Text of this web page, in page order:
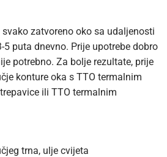
zatvoreno oko sa udaljenosti
puta dnevno. Prije upotrebe dobro
potrebno. Za bolje rezultate, prije
konture oka s TTO termalnim
ili TTO termalnim
trna, ulje cvijeta